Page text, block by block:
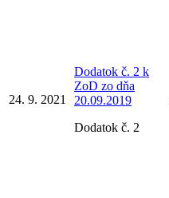
24. 9. 2021
Dodatok č. 2 k
ZoD zo dňa
20.09.2019
Dodatok č. 2